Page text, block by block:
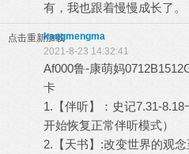
有，我也跟着慢慢成长了。
点击重新加载kangmengma
2021-8-23 14:32:41
Af000鲁-康萌妈
卡
1.【伴听】：史记7.31-
开始恢复正常伴听模式）
2.【天书】:改变世界的观